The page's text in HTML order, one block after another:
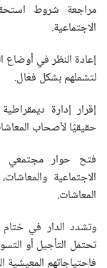
مراجعة شروط
الاجتماعية.
إعادة النظر في أوضاع
لتشملهم بشكل فعّال.
إقرار إدارة
حقيقيًا لأصحاب
فتح حوار مجتمعي
الاجتماعية
المعاشات.
وتشدد الدار في
تحتمل التأجيل أو
فاحتياجاتهم